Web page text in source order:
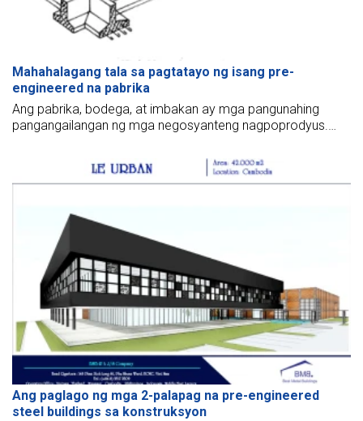
Mahahalagang tala sa pagtatayo ng isang pre-
engineered na pabrika
Ang pabrika, bodega, at imbakan ay mga pangunahing
pangangailangan ng mga negosyanteng nagpoprodyus.
pabrika upang ma-optimize ang mga gastos ay isang
suliranin para sa maraming kumpanya.
Ang paglago ng mga 2-palapag na pre-engineered
steel buildings sa konstruksyon